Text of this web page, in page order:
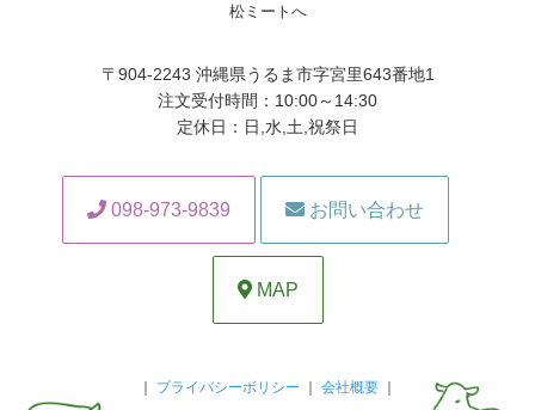
松ミートへ
〒904-2243 沖縄県うるま市字宮里643番地1
注文受付時間：10:00～14:30
定休日：日,水,土,祝祭日
098-973-9839 お問い合わせ
MAP
｜ プライバシーボリシー ｜ 会社概要 ｜